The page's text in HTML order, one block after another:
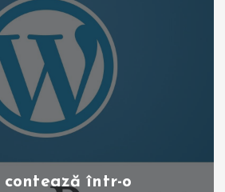
laparoscopică: